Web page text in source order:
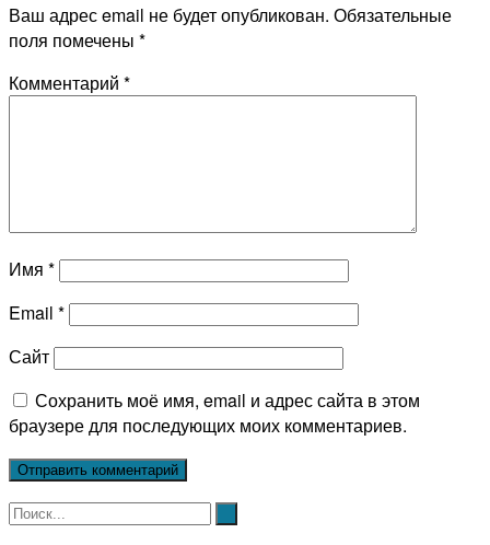
Ваш адрес email не будет опубликован. Обязательные
поля помечены *
Комментарий *
Имя *
Email *
Сайт
Сохранить моё имя, email и адрес сайта в этом
браузере для последующих моих комментариев.